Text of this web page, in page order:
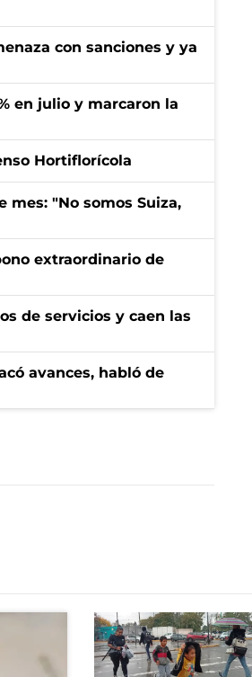
con sanciones y ya
en julio y marcaron la
Hortiflorícola
"No somos Suiza,
extraordinario de
de servicios y caen las
avances, habló de